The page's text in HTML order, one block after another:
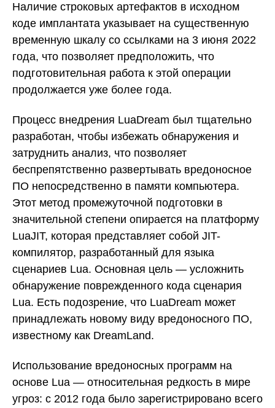
Наличие строковых артефактов в исходном
коде имплантата указывает на существенную
временную шкалу со ссылками на 3 июня 2022
года, что позволяет предположить, что
подготовительная работа к этой операции
продолжается уже более года.
Процесс внедрения LuaDream был тщательно
разработан, чтобы избежать обнаружения и
затруднить анализ, что позволяет
беспрепятственно развертывать вредоносное
ПО непосредственно в памяти компьютера.
Этот метод промежуточной подготовки в
значительной степени опирается на платформу
LuaJIT, которая представляет собой JIT-
компилятор, разработанный для языка
сценариев Lua. Основная цель — усложнить
обнаружение поврежденного кода сценария
Lua. Есть подозрение, что LuaDream может
принадлежать новому виду вредоносного ПО,
известному как DreamLand.
Использование вредоносных программ на
основе Lua — относительная редкость в мире
угроз: с 2012 года было зарегистрировано всего